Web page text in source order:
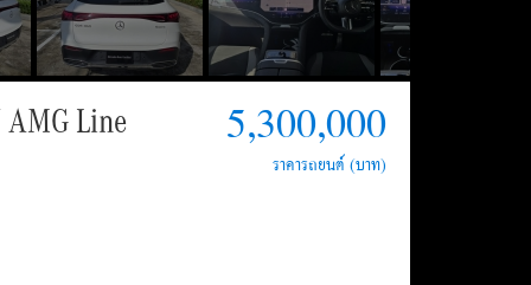
AMG Line 5,300,000